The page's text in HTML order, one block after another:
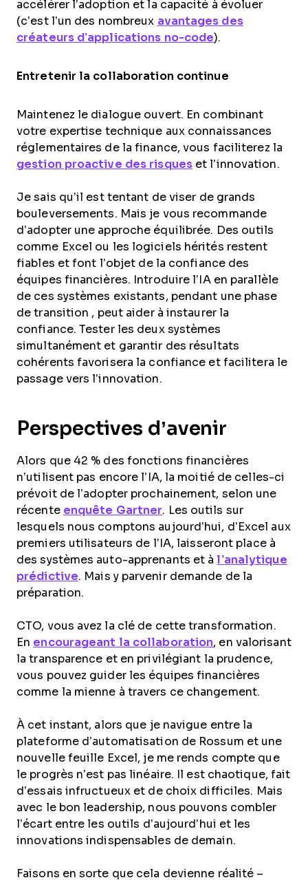
accélérer l’adoption et la capacité à évoluer
(c’est l’un des nombreux avantages des
créateurs d’applications no-code).
Entretenir la collaboration continue
Maintenez le dialogue ouvert. En combinant
votre expertise technique aux connaissances
réglementaires de la finance, vous faciliterez la
gestion proactive des risqueset l’innovation.
Je sais qu’il est tentant de viser de grands
bouleversements. Mais je vous recommande
d’adopter une approche équilibrée. Des outils
comme Excel ou les logiciels hérités restent
fiables et font l’objet de la confiance des
équipes financières. Introduire l’IA en parallèle
de ces systèmes existants, pendant une phase
de transition , peut aider à instaurer la
confiance. Tester les deux systèmes
simultanément et garantir des résultats
cohérents favorisera la confiance et facilitera le
passage vers l’innovation.
Perspectives d’avenir
Alors que 42 % des fonctions financières
n’utilisent pas encore l’IA, la moitié de celles-ci
prévoit de l’adopter prochainement, selon une
récente enquête Gartner. Les outils sur
lesquels nous comptons aujourd’hui, d’Excel aux
premiers utilisateurs de l’IA, laisseront place à
des systèmes auto-apprenants et à l’analytique
prédictive. Mais y parvenir demande de la
préparation.
CTO, vous avez la clé de cette transformation.
En encourageant la collaboration, en valorisant
la transparence et en privilégiant la prudence,
vous pouvez guider les équipes financières
comme la mienne à travers ce changement.
À cet instant, alors que je navigue entre la
plateforme d’automatisation de Rossum et une
nouvelle feuille Excel, je me rends compte que
le progrès n’est pas linéaire. Il est chaotique, fait
d’essais infructueux et de choix difficiles. Mais
avec le bon leadership, nous pouvons combler
l’écart entre les outils d’aujourd’hui et les
innovations indispensables de demain.
Faisons en sorte que cela devienne réalité –